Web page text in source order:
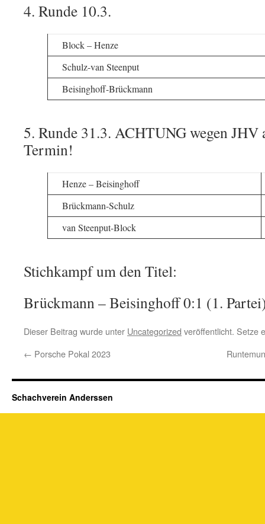
4. Runde 10.3.
Block – Henze
Schulz-van Steenput
Beisinghoff-Brückmann
5. Runde 31.3. ACHTUNG wegen JHV
Termin!
Henze – Beisinghoff
Brückmann-Schulz
van Steenput-Block
Stichkampf um den Titel:
Brückmann – Beisinghoff 0:1 (1.
Dieser Beitrag wurde unter Uncategorized veröffentlicht. Setze
← Porsche Pokal 2023
Schachverein Anderssen